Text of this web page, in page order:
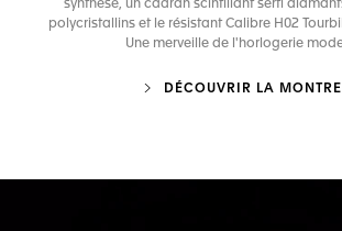
synthèse, un cadran scintillant serti
polycristallins et le résistant Calibre H02
Une merveille de l'horlogerie
DÉCOUVRIR LA MONTRE